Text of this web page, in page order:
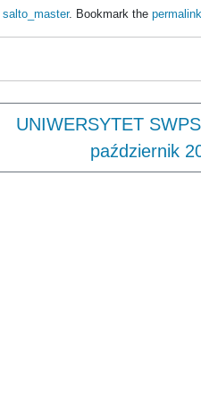
salto_master. Bookmark the permalink
UNIWERSYTET
październik